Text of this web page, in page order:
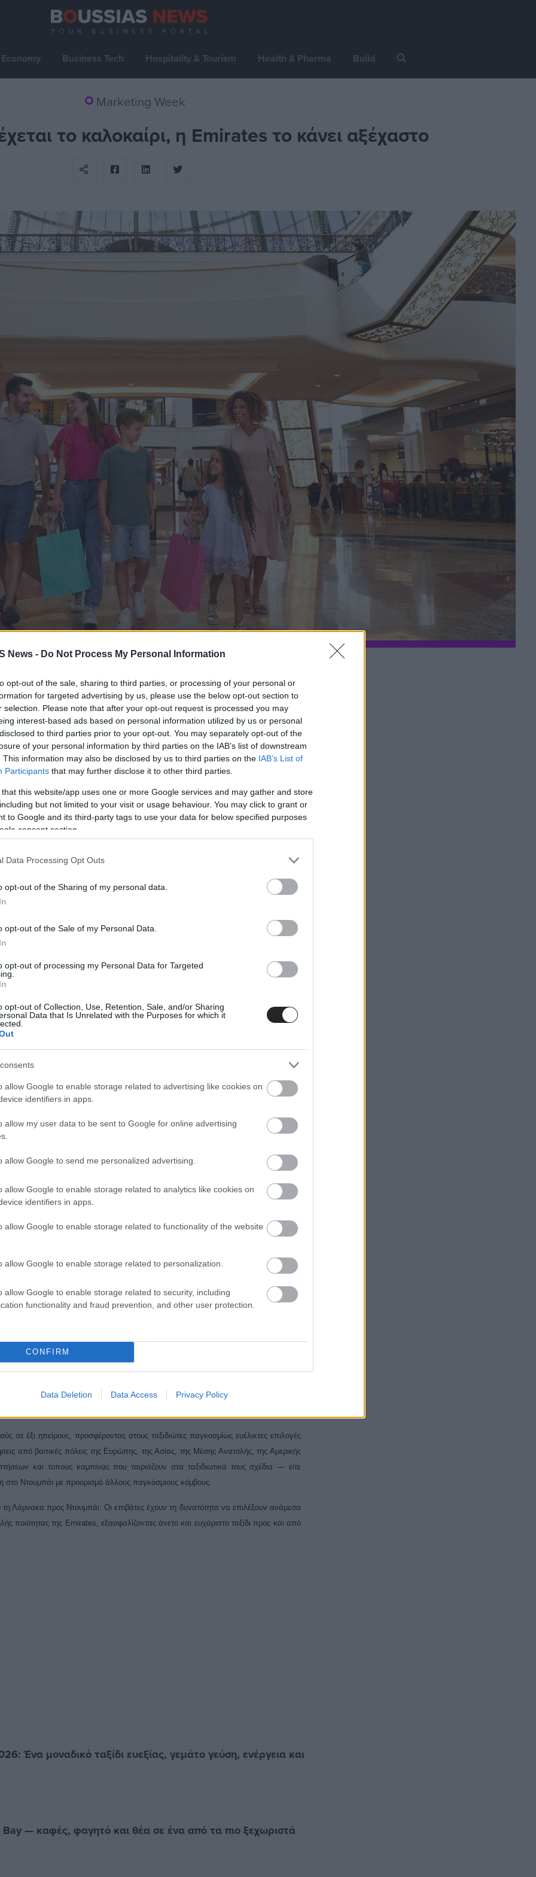
News - Do Not Process My Personal Information
opt-out of the sale, sharing to third parties, or processing of your personal or
for targeted advertising by us, please use the below opt-out section to
selection. Please note that after your opt-out request is processed you may
interest-based ads based on personal information utilized by us or personal
to third parties prior to your opt-out. You may separately opt-out of the
of your personal information by third parties on the IAB’s list of downstream
This information may also be disclosed by us to third parties on the IAB’s List of
Participants that may further disclose it to other third parties.
that this website/app uses one or more Google services and may gather and store
but not limited to your visit or usage behaviour. You may click to grant or
to Google and its third-party tags to use your data for below specified purposes
consent section.
Data Processing Opt Outs
opt-out of the Sharing of my personal data.
opt-out of the Sale of my Personal Data.
opt-out of processing my Personal Data for Targeted
opt-out of Collection, Use, Retention, Sale, and/or Sharing
Data that Is Unrelated with the Purposes for which it
allow Google to enable storage related to advertising like cookies on
identifiers in apps.
allow my user data to be sent to Google for online advertising
allow Google to send me personalized advertising.
allow Google to enable storage related to analytics like cookies on
identifiers in apps.
allow Google to enable storage related to functionality of the website
allow Google to enable storage related to personalization.
allow Google to enable storage related to security, including
functionality and fraud prevention, and other user protection.
CONFIRM
Data Deletion Data Access Privacy Policy
Economy Business Tech Hospitality & Tourism Health & Pharma Build
Marketing Week
το καλοκαίρι, η Emirates το κάνει αξέχαστο
προνόμια, το Ντουμπάι προσφέρει
– σε μια πόλη σχεδιασμένη να
της σεζόν.
καθ’ όλη τη διάρκεια του έτους.
μέσω του εκτενούς παγκόσμιου δικτύου της αεροπορικής, το Ντουμπάι αποτελεί
για ταξιδιώτες που συνεχίζουν προς άλλες χώρες.
για να υποδέχονται επισκέπτες όλο το χρόνο. Με εκτεταμένη χρήση
εσωτερικών χώρων ψυχαγωγίας, προσφέρει άνεση και ευκολία ακόμα και στις
μουσεία, μέχρι φεστιβάλ αγορών, ζωντανές εκδηλώσεις και οικογενειακές
πόλη που ζει και εξελίσσεται σε κάθε εποχή του χρόνου.
πρόγραμμα
και εστιατόρια σε όλη την έκταση των ΗΑΕ. Με αυτόν τον τρόπο, κάθε μέρα
καθιστώντας το ταξίδι ακόμα πιο απολαυστικό. Το πρόγραμμα είναι διαθέσιμο σε
αυτή τη σεζόν.
για άνεση και απόλαυση σε κάθε στάδιο του ταξιδιού. Οι επιβάτες σε όλες τις
δωρεάν ποτά και πάγο, καθώς και το βραβευμένο σύστημα ψυχαγωγίας εν
τηλεόρασης και άλλα.
προτεραιότητα επιβίβασης και επιπλέον υποστήριξη στο αεροδρόμιο για πιο
της Emirates απολαμβάνουν γρήγορες συνδέσεις με προτεραιότητα και άμεση
ότι το ταξίδι συνεχίζεται με άνεση και ευκολία στο έδαφος.
το Ντουμπάι προσφέρει ένα ευρύ φάσμα εσωτερικών δραστηριοτήτων αναψυχής,
σε μακρινά ταξίδια, αποτελεί μια άνετη και αξιόλογη στάση που συνδυάζει
τις ενδιάμεσες στάσεις σε προσεκτικά σχεδιασμένες, άνετες επεκτάσεις του
σε έξι ηπείρους, προσφέροντας στους ταξιδιώτες παγκοσμίως ευέλικτες επιλογές
από βασικές πόλεις της Ευρώπης, της Ασίας, της Μέσης Ανατολής, της Αμερικής
και τύπους καμπίνας που ταιριάζουν στα ταξιδιωτικά τους σχέδια — είτε
στο Ντουμπάι με προορισμό άλλους παγκόσμιους κόμβους.
Λάρνακα προς Ντουμπάι. Οι επιβάτες έχουν τη δυνατότητα να επιλέξουν ανάμεσα
ποιότητας της Emirates, εξασφαλίζοντας άνετο και ευχάριστο ταξίδι προς και από
Ένα μοναδικό ταξίδι ευεξίας, γεμάτο γεύση, ενέργεια και
— καφές, φαγητό και θέα σε ένα από τα πιο ξεχωριστά